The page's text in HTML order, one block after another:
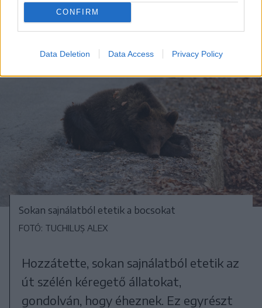
CONFIRM
Data Deletion Data Access Privacy Policy
– hangsúlyozta.
Sokan sajnálatból etetik a bocsokat
FOTÓ: TUCHILUȘ ALEX
Hozzátette, sokan sajnálatból etetik az
út szélén kéregető állatokat,
gondolván, hogy éheznek. Ez egyrészt